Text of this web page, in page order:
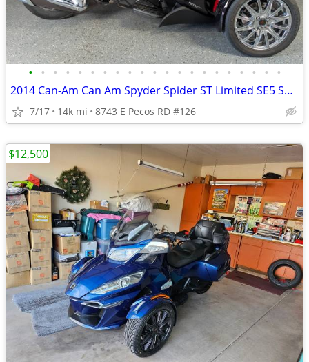
• • • • • • • • • • • • • • • • • • • • •
2014 Can-Am Can Am Spyder Spider ST Limited SE5 Semi Auto Trans!!
7/17 14k mi 8743 E Pecos RD #126
$12,500